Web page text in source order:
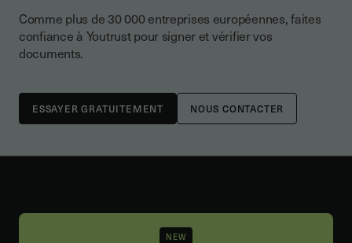
Comme plus de 30 000 entreprises européennes, faites
confiance à Youtrust pour signer et vérifier vos
documents.
NOUS CONTACTER
NEW